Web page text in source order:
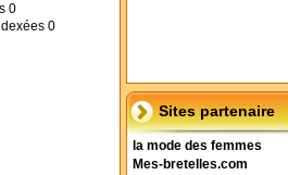
Sites partenaire
la mode des femmes
Mes-bretelles.com
0
0